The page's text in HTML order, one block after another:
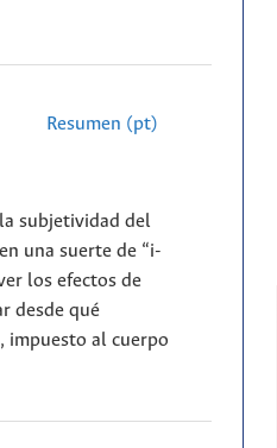
Resumen (pt)
subjetividad del
una suerte de “i-
los efectos de
desde qué
impuesto al cuerpo